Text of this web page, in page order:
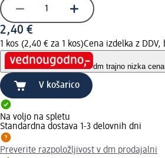
2,40 €
1 kos (2,40 € za 1 kos)Cena izdelka z DDV,
dm trajno nizka cena
V košarico
Na voljo na spletu
Standardna dostava 1-3 delovnih dni
Preverite razpoložljivost v dm prodajalni